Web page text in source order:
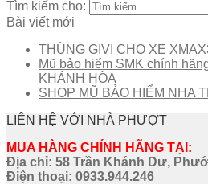
Tìm kiếm cho:
Bài viết mới
THÙNG GIVI CHO XE
Mũ bảo hiểm SMK chính
KHÁNH HÒA
SHOP MŨ BẢO HIỂM NHA
LIÊN HỆ VỚI NHÀ PHƯỢT
MUA HÀNG CHÍNH HÃNG TẠI:
Địa chỉ: 58 Trần Khánh Dư,
Điện thoại: 0933.944.246